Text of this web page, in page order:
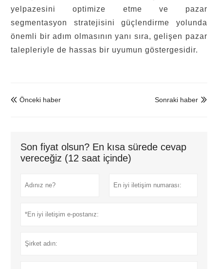
yelpazesini optimize etme ve pazar
segmentasyon stratejisini güçlendirme yolunda
önemli bir adım olmasının yanı sıra, gelişen pazar
talepleriyle de hassas bir uyumun göstergesidir.
 Önceki haber 
Sonraki haber
Son fiyat olsun? En kısa sürede cevap
vereceğiz (12 saat içinde)